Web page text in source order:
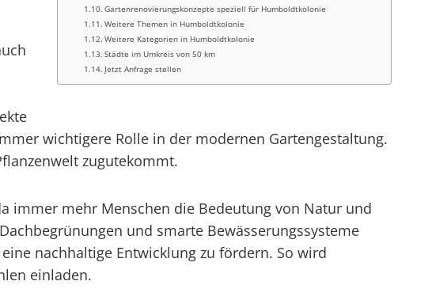
Gartenrenovierungskonzepte speziell für Humboldtkolonie
Weitere Themen in Humboldtkolonie
Weitere Kategorien in Humboldtkolonie
Städte im Umkreis von 50 km
Jetzt Anfrage stellen
wichtigere Rolle in der modernen Gartengestaltung.
zugutekommt.
immer mehr Menschen die Bedeutung von Natur und
und smarte Bewässerungssysteme
nachhaltige Entwicklung zu fördern. So wird
einladen.